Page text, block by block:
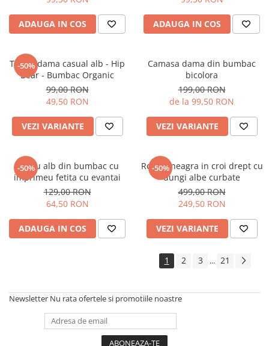
ADAUGA IN COS ADAUGA IN COS
-50%
Tricou dama casual alb - Hip
Bear - Bumbac Organic
99,00 RON
49,50 RON
VEZI VARIANTE
Camasa dama din bumbac
bicolora
199,00 RON
de la 99,50 RON
VEZI VARIANTE
-50%
Tricou alb din bumbac cu
imprimeu fetita cu evantai
129,00 RON
64,50 RON
ADAUGA IN COS
-50%
Rochie neagra in croi drept cu
dungi albe curbate
499,00 RON
249,50 RON
VEZI VARIANTE
1 2 3 ... 21
Newsletter Nu rata ofertele si promotiile noastre